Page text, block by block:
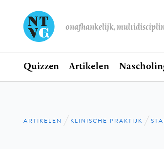
onafhankelijk,
Hoofdnavigatie
Home
Quizzen Artikelen
Kruimelpad
ARTIKELEN KLINISCHE PRAKTIJK